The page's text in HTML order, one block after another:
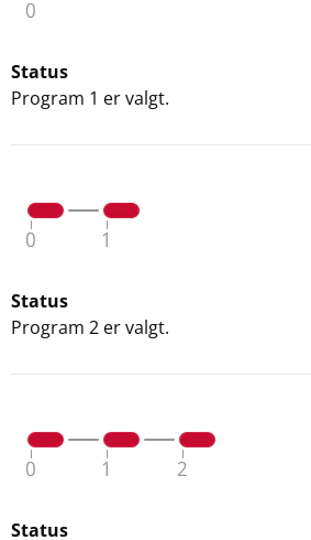
Status
Program 1 er valgt.
Status
Program 2 er valgt.
Status